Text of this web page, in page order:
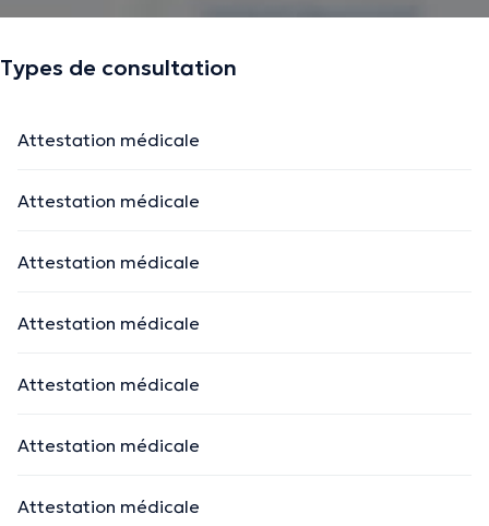
Types de consultation
Attestation médicale
Attestation médicale
Attestation médicale
Attestation médicale
Attestation médicale
Attestation médicale
Attestation médicale